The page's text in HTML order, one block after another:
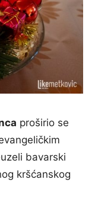
proširio se
bavarski
kršćanskog